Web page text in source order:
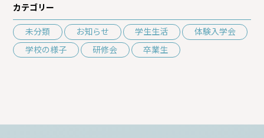
カテゴリー
未分類 お知らせ 学生生活
体験入学会
学校の様子
研修会 卒業生